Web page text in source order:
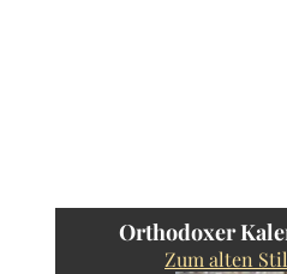
Orthodoxer
Zum alten